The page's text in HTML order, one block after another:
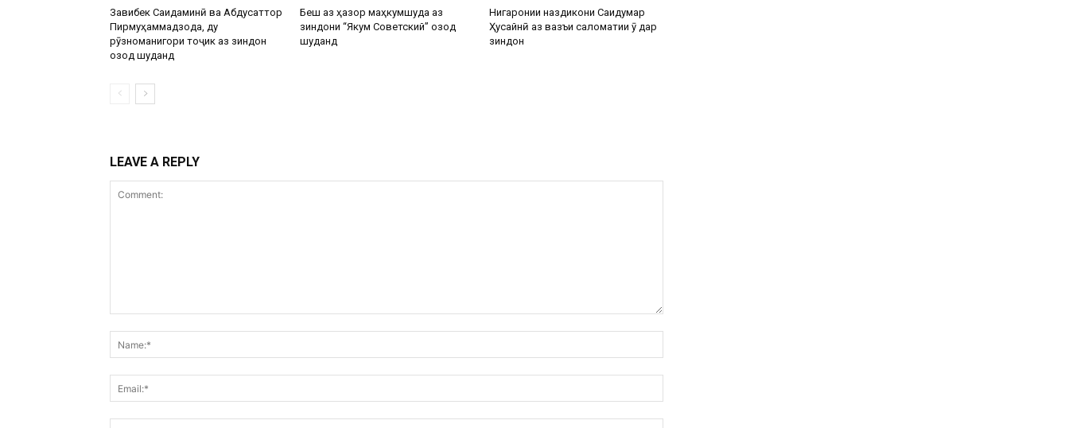
Завқибек Саидаминӣ ва Абдусаттор
Пирмуҳаммадзода, ду
рӯзноманигори тоҷик аз зиндон
озод шуданд
Беш аз ҳазор маҳкумшуда аз
зиндони “Якум Советский” озод
шуданд
Нигаронии наздикони Саидумар
Ҳусайнӣ аз вазъи саломатии ӯ дар
зиндон
LEAVE A REPLY